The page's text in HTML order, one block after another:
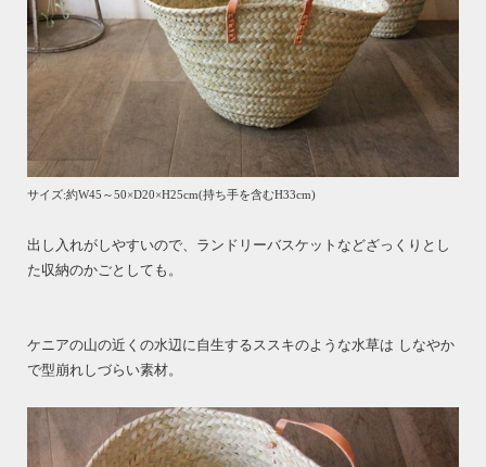
サイズ:約W45～50×D20×H25cm(持ち手を含むH33cm)
出し入れがしやすいので、ランドリーバスケットなどざっくりとし
た収納のかごとしても。
ケニアの山の近くの水辺に自生するススキのような水草は しなやか
で型崩れしづらい素材。